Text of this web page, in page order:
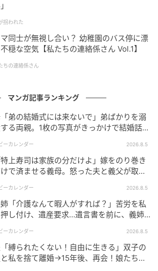
拐われた
同士が無視し合い？ 幼稚園のバス停に漂
穏な空気【私たちの連絡係さん Vol.1】
ちの連絡係さん
マンガ記事ランキング
弟の結婚式には来ないで」弟ばかりを溺
る両親。1枚の写真がきっかけで結婚話が
ーカレンダー 2026.8.5
特上寿司は家族の分だけよ」嫁をのり巻き
で済ませる義母。怒った夫と義父が取っ
ーカレンダー 2026.8.5
「介護なんて暇人がすれば？」苦労を私
し付け、遺産要求…遺言書を前に、義姉
ーカレンダー 2026.8.5
縛られたくない！自由に生きる」双子の
私を捨て離婚→15年後、再会！娘たち